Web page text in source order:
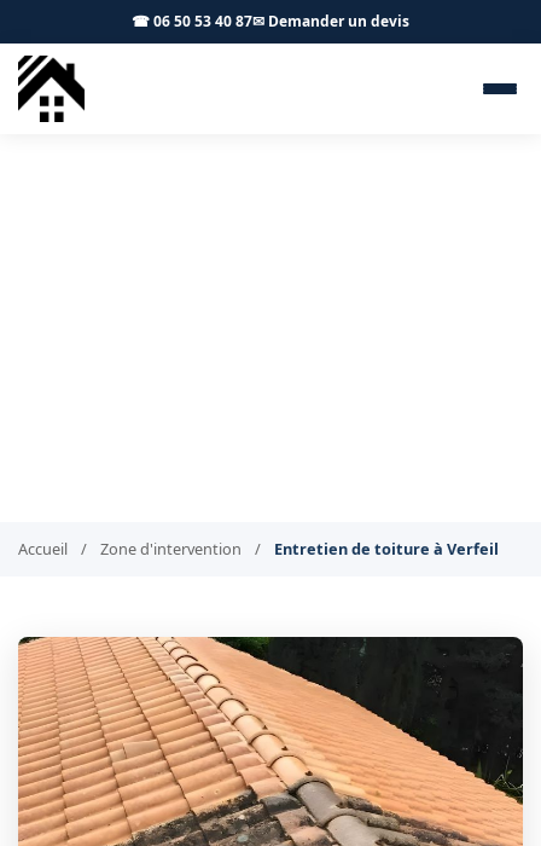
☎ 06 50 53 40 87✉ Demander un devis
Accueil / Zone d'intervention / Entretien de toiture à Verfeil